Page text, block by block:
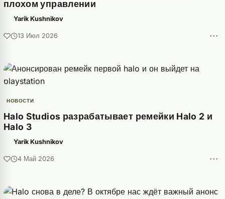
плохом управлении
Yarik Kushnikov
13 Июл 2026 ···
НОВОСТИ
Halo Studios разрабатывает ремейки Halo 2 и
Halo 3
Yarik Kushnikov
4 Май 2026 ···